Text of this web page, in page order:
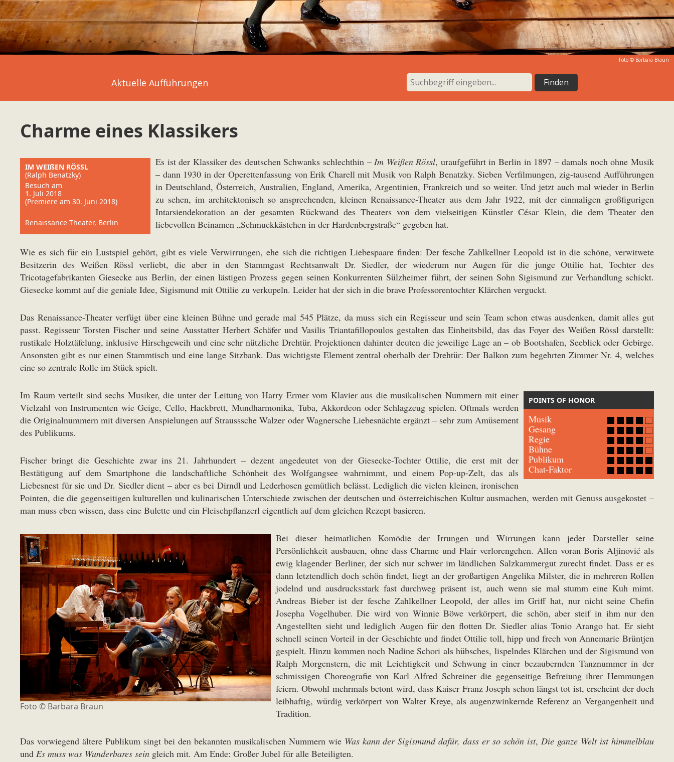
Foto © Barbara Braun
Aktuelle Aufführungen
Charme eines Klassikers
IM WEIßEN RÖSSL
(Ralph Benatzky)
Besuch am
1. Juli 2018
(Premiere am 30. Juni 2018)
Renaissance-Theater, Berlin
Es ist der Klassiker des deutschen Schwanks schlechthin – Im Weißen Rössl, uraufgeführt in Berlin in 1897 – damals noch ohne Musik
– dann 1930 in der Operettenfassung von Erik Charell mit Musik von Ralph Benatzky. Sieben Verfilmungen, zig-tausend Aufführungen
in Deutschland, Österreich, Australien, England, Amerika, Argentinien, Frankreich und so weiter. Und jetzt auch mal wieder in Berlin
zu sehen, im architektonisch so ansprechenden, kleinen Renaissance-Theater aus dem Jahr 1922, mit der einmaligen großfigurigen
Intarsiendekoration an der gesamten Rückwand des Theaters von dem vielseitigen Künstler César Klein, die dem Theater den
liebevollen Beinamen „Schmuckkästchen in der Hardenbergstraße“ gegeben hat.
Wie es sich für ein Lustspiel gehört, gibt es viele Verwirrungen, ehe sich die richtigen Liebespaare finden: Der fesche Zahlkellner Leopold ist in die schöne, verwitwete
Besitzerin des Weißen Rössl verliebt, die aber in den Stammgast Rechtsanwalt Dr. Siedler, der wiederum nur Augen für die junge Ottilie hat, Tochter des
Tricotagefabrikanten Giesecke aus Berlin, der einen lästigen Prozess gegen seinen Konkurrenten Sülzheimer führt, der seinen Sohn Sigismund zur Verhandlung schickt.
Giesecke kommt auf die geniale Idee, Sigismund mit Ottilie zu verkupeln. Leider hat der sich in die brave Professorentochter Klärchen verguckt.
Das Renaissance-Theater verfügt über eine kleinen Bühne und gerade mal 545 Plätze, da muss sich ein Regisseur und sein Team schon etwas ausdenken, damit alles gut
passt. Regisseur Torsten Fischer und seine Ausstatter Herbert Schäfer und Vasilis Triantafillopoulos gestalten das Einheitsbild, das das Foyer des Weißen Rössl darstellt:
rustikale Holztäfelung, inklusive Hirschgeweih und eine sehr nützliche Drehtür. Projektionen dahinter deuten die jeweilige Lage an – ob Bootshafen, Seeblick oder Gebirge.
Ansonsten gibt es nur einen Stammtisch und eine lange Sitzbank. Das wichtigste Element zentral oberhalb der Drehtür: Der Balkon zum begehrten Zimmer Nr. 4, welches
eine so zentrale Rolle im Stück spielt.
POINTS OF HONOR
Musik
Gesang
Regie
Bühne
Publikum
Chat-Faktor
Im Raum verteilt sind sechs Musiker, die unter der Leitung von Harry Ermer vom Klavier aus die musikalischen Nummern mit einer
Vielzahl von Instrumenten wie Geige, Cello, Hackbrett, Mundharmonika, Tuba, Akkordeon oder Schlagzeug spielen. Oftmals werden
die Originalnummern mit diversen Anspielungen auf Strausssche Walzer oder Wagnersche Liebesnächte ergänzt – sehr zum Amüsement
des Publikums.
Fischer bringt die Geschichte zwar ins 21. Jahrhundert – dezent angedeutet von der Giesecke-Tochter Ottilie, die erst mit der
Bestätigung auf dem Smartphone die landschaftliche Schönheit des Wolfgangsee wahrnimmt, und einem Pop-up-Zelt, das als
Liebesnest für sie und Dr. Siedler dient – aber es bei Dirndl und Lederhosen gemütlich belässt. Lediglich die vielen kleinen, ironischen
Pointen, die die gegenseitigen kulturellen und kulinarischen Unterschiede zwischen der deutschen und österreichischen Kultur ausmachen, werden mit Genuss ausgekostet –
man muss eben wissen, dass eine Bulette und ein Fleischpflanzerl eigentlich auf dem gleichen Rezept basieren.
Foto © Barbara Braun
Bei dieser heimatlichen Komödie der Irrungen und Wirrungen kann jeder Darsteller seine
Persönlichkeit ausbauen, ohne dass Charme und Flair verlorengehen. Allen voran Boris Aljinović als
ewig klagender Berliner, der sich nur schwer im ländlichen Salzkammergut zurecht findet. Dass er es
dann letztendlich doch schön findet, liegt an der großartigen Angelika Milster, die in mehreren Rollen
jodelnd und ausdrucksstark fast durchweg präsent ist, auch wenn sie mal stumm eine Kuh mimt.
Andreas Bieber ist der fesche Zahlkellner Leopold, der alles im Griff hat, nur nicht seine Chefin
Josepha Vogelhuber. Die wird von Winnie Böwe verkörpert, die schön, aber steif in ihm nur den
Angestellten sieht und lediglich Augen für den flotten Dr. Siedler alias Tonio Arango hat. Er sieht
schnell seinen Vorteil in der Geschichte und findet Ottilie toll, hipp und frech von Annemarie Brüntjen
gespielt. Hinzu kommen noch Nadine Schori als hübsches, lispelndes Klärchen und der Sigismund von
Ralph Morgenstern, die mit Leichtigkeit und Schwung in einer bezaubernden Tanznummer in der
schmissigen Choreografie von Karl Alfred Schreiner die gegenseitige Befreiung ihrer Hemmungen
feiern. Obwohl mehrmals betont wird, dass Kaiser Franz Joseph schon längst tot ist, erscheint der doch
leibhaftig, würdig verkörpert von Walter Kreye, als augenzwinkernde Referenz an Vergangenheit und
Tradition.
Das vorwiegend ältere Publikum singt bei den bekannten musikalischen Nummern wie Was kann der Sigismund dafür, dass er so schön ist, Die ganze Welt ist himmelblau
und Es muss was Wunderbares sein gleich mit. Am Ende: Großer Jubel für alle Beteiligten.